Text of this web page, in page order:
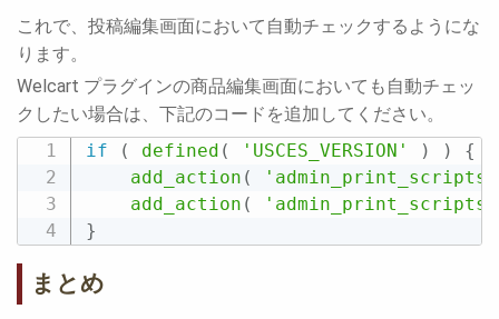
これで、投稿編集画面において自動チェックするようにな
ります。
Welcart プラグインの商品編集画面においても自動チェッ
クしたい場合は、下記のコードを追加してください。
if
( defined ( 'USCES_VERSION' ) )
{
add_action (
'admin_print_scripts-
add_action (
'admin_print_scripts-
}
まとめ